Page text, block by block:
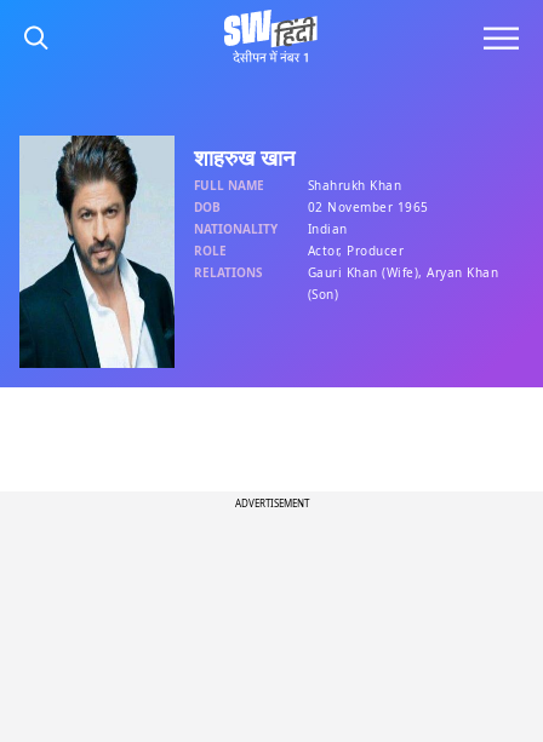
शाहरुख खान
FULL NAME
Shahrukh Khan
DOB
02 November 1965
NATIONALITY
Indian
ROLE
Actor, Producer
RELATIONS
Gauri Khan (Wife), Aryan Khan
(Son)
ADVERTISEMENT